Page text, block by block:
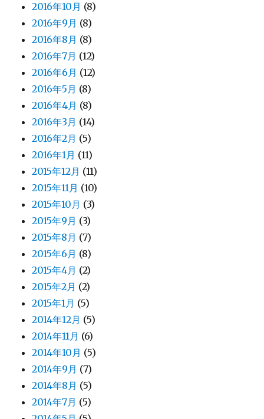
2016年10月 (8)
2016年9月 (8)
2016年8月 (8)
2016年7月 (12)
2016年6月 (12)
2016年5月 (8)
2016年4月 (8)
2016年3月 (14)
2016年2月 (5)
2016年1月 (11)
2015年12月 (11)
2015年11月 (10)
2015年10月 (3)
2015年9月 (3)
2015年8月 (7)
2015年6月 (8)
2015年4月 (2)
2015年2月 (2)
2015年1月 (5)
2014年12月 (5)
2014年11月 (6)
2014年10月 (5)
2014年9月 (7)
2014年8月 (5)
2014年7月 (5)